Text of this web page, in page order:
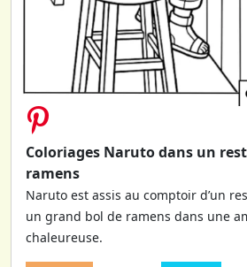
Coloriages Naruto dans un
ramens
Naruto est assis au comptoir d’un
un grand bol de ramens dans une
chaleureuse.